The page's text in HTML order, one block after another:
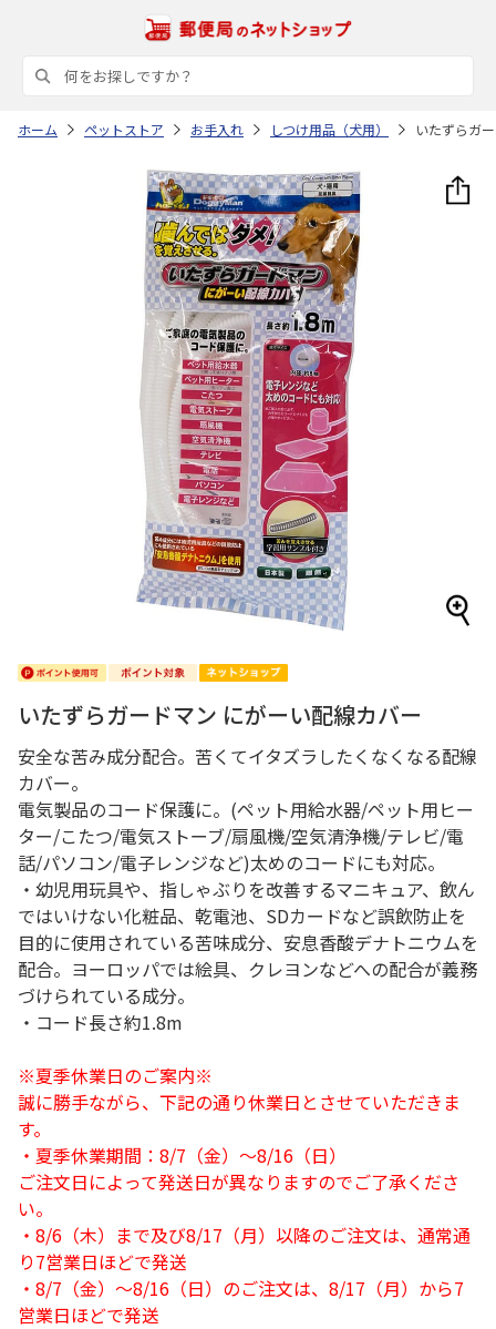
ホーム ペットストア お手入れ しつけ用品（犬用） いたずらガ
いたずらガードマン にがーい配線カバー
安全な苦み成分配合。苦くてイタズラしたくなくなる配線
カバー。
電気製品のコード保護に。(ペット用給水器/ペット用ヒー
ター/こたつ/電気ストーブ/扇風機/空気清浄機/テレビ/電
話/パソコン/電子レンジなど)太めのコードにも対応。
・幼児用玩具や、指しゃぶりを改善するマニキュア、飲ん
ではいけない化粧品、乾電池、SDカードなど誤飲防止を
目的に使用されている苦味成分、安息香酸デナトニウムを
配合。ヨーロッパでは絵具、クレヨンなどへの配合が義務
づけられている成分。
・コード長さ約1.8m
※夏季休業日のご案内※
誠に勝手ながら、下記の通り休業日とさせていただきま
す。
・夏季休業期間：8/7（金）～8/16（日）
ご注文日によって発送日が異なりますのでご了承くださ
い。
・8/6（木）まで及び8/17（月）以降のご注文は、通常通
り7営業日ほどで発送
・8/7（金）～8/16（日）のご注文は、8/17（月）から7
営業日ほどで発送